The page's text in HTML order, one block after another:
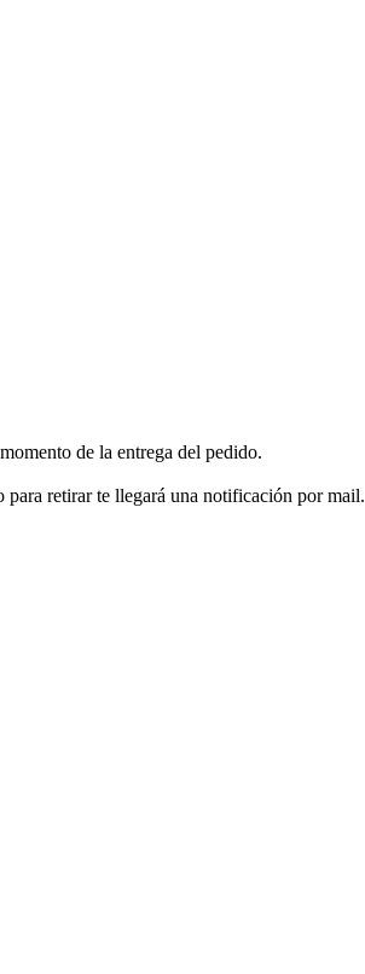
de la entrega del pedido.
retirar te llegará una notificación por mail.